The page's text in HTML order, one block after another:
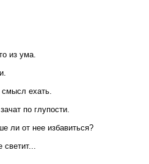
из ума.
смысл ехать.
по глупости.
ли от нее избавиться?
светит...